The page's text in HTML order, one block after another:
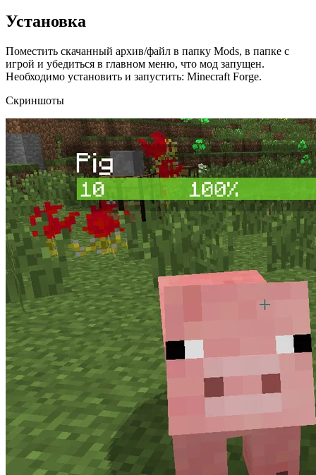
Установка
Поместить скачанный архив/файл в папку Mods, в папке с
игрой и убедиться в главном меню, что мод запущен.
Необходимо установить и запустить: Minecraft Forge.
Скриншоты